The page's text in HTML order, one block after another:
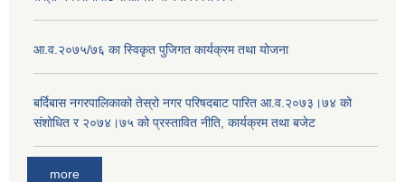
आ.व.२०७५/७६ का स्विकृत पुजिगत कार्यक्रम तथा योजना
बर्दिबास नगरपालिकाको तेस्रो नगर परिषदबाट पारित आ.व.२०७३।७४ को
संशोधित र २०७४।७५ को प्रस्तावित नीति, कार्यक्रम तथा बजेट
more